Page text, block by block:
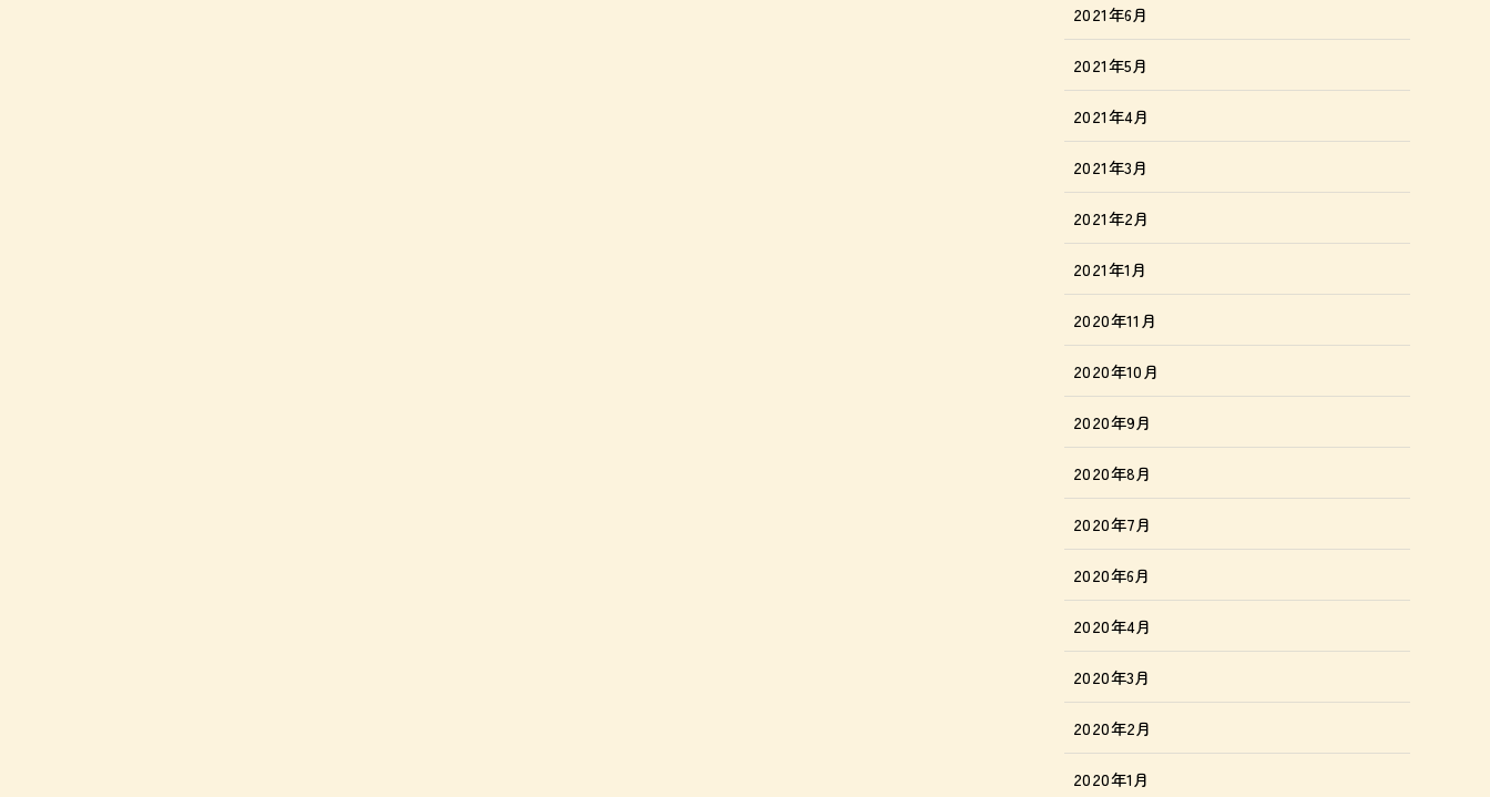
2021年6月
2021年5月
2021年4月
2021年3月
2021年2月
2021年1月
2020年11月
2020年10月
2020年9月
2020年8月
2020年7月
2020年6月
2020年4月
2020年3月
2020年2月
2020年1月